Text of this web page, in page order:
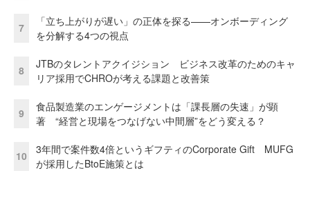
7
「立ち上がりが遅い」の正体を探る——オンボーディング
を分解する4つの視点
8
JTBのタレントアクイジション ビジネス改革のためのキャ
リア採用でCHROが考える課題と改善策
9
食品製造業のエンゲージメントは「課長層の失速」が顕
著 “経営と現場をつなげない中間層”をどう変える？
10
3年間で案件数4倍というギフティのCorporate Gift MUFG
が採用したBtoE施策とは